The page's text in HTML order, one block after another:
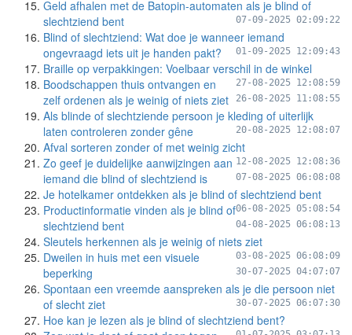
Geld afhalen met de Batopin-automaten als je blind of
slechtziend bent
07-09-2025 02:09:22
Blind of slechtziend: Wat doe je wanneer iemand
ongevraagd iets uit je handen pakt?
01-09-2025 12:09:43
Braille op verpakkingen: Voelbaar verschil in de winkel
27-08-2025 12:08:59
Boodschappen thuis ontvangen en
zelf ordenen als je weinig of niets ziet
26-08-2025 11:08:55
Als blinde of slechtziende persoon je kleding of uiterlijk
laten controleren zonder gêne
20-08-2025 12:08:07
Afval sorteren zonder of met weinig zicht
12-08-2025 12:08:36
Zo geef je duidelijke aanwijzingen aan
iemand die blind of slechtziend is
07-08-2025 06:08:08
Je hotelkamer ontdekken als je blind of slechtziend bent
06-08-2025 05:08:54
Productinformatie vinden als je blind of
slechtziend bent
04-08-2025 06:08:13
Sleutels herkennen als je weinig of niets ziet
03-08-2025 06:08:09
Dweilen in huis met een visuele
beperking
30-07-2025 04:07:07
Spontaan een vreemde aanspreken als je die persoon niet
of slecht ziet
30-07-2025 06:07:30
Hoe kan je lezen als je blind of slechtziend bent?